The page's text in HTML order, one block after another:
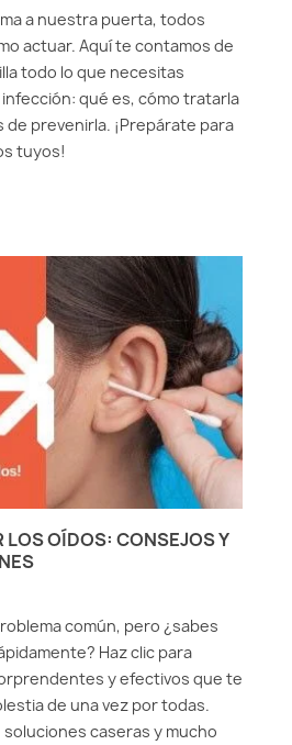
a nuestra puerta, todos
actuar. Aquí te contamos de
todo lo que necesitas
qué es, cómo tratarla
de prevenirla. ¡Prepárate para
tuyos!
LOS OÍDOS: CONSEJOS Y
común, pero ¿sabes
Haz clic para
y efectivos que te
de una vez por todas.
caseras y mucho